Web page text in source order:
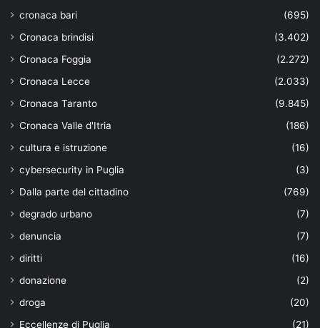
cronaca bari
(695)
Cronaca brindisi
(3.402)
Cronaca Foggia
(2.272)
Cronaca Lecce
(2.033)
Cronaca Taranto
(9.845)
Cronaca Valle d'Itria
(186)
cultura e istruzione
(16)
cybersecurity in Puglia
(3)
Dalla parte del cittadino
(769)
degrado urbano
(7)
denuncia
(7)
diritti
(16)
donazione
(2)
droga
(20)
Eccellenze di Puglia
(21)